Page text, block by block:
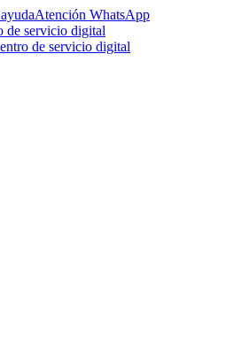
Atención WhatsApp
de servicio digital
de servicio digital